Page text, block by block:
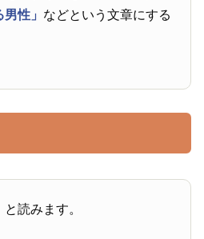
性」 などという文章にする
と読みます。